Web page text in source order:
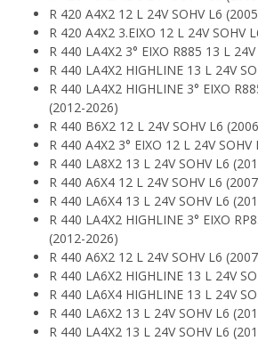
R 420 A4X2 12 L 24V SOHV L6
R 420 A4X2 3.EIXO 12 L 24V SOHV
R 440 LA4X2 3° EIXO R885 13 L
R 440 LA4X2 HIGHLINE 13 L 24V
R 440 LA4X2 HIGHLINE 3° EIXO
(2012-2026)
R 440 B6X2 12 L 24V SOHV L6
R 440 A4X2 3° EIXO 12 L 24V
R 440 LA8X2 13 L 24V SOHV L6
R 440 A6X4 12 L 24V SOHV L6
R 440 LA6X4 13 L 24V SOHV L6
R 440 LA4X2 HIGHLINE 3° EIXO
(2012-2026)
R 440 A6X2 12 L 24V SOHV L6
R 440 LA6X2 HIGHLINE 13 L 24V
R 440 LA6X4 HIGHLINE 13 L 24V
R 440 LA6X2 13 L 24V SOHV L6
R 440 LA4X2 13 L 24V SOHV L6